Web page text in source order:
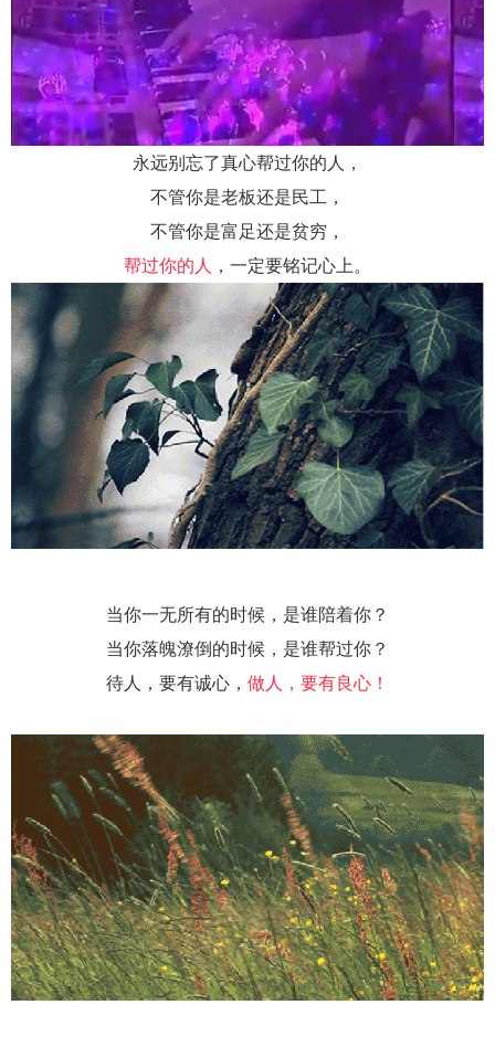
永远别忘了真心帮过你的人，
不管你是老板还是民工，
不管你是富足还是贫穷，
帮过你的人
，一定要铭记心上。
当你一无所有的时候，是谁陪着你？
当你落魄潦倒的时候，是谁帮过你？
待人，要有诚心， 做人，要有良心！